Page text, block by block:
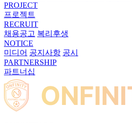
PROJECT
프로젝트
RECRUIT
채용공고 복리후생
NOTICE
미디어 공지사항 공시
PARTNERSHIP
파트너십